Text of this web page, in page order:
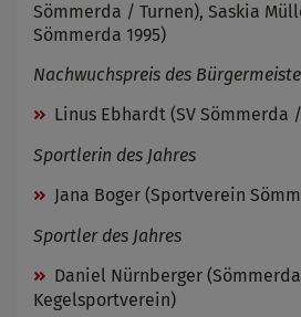
Sömmerda / Turnen), Saskia
Sömmerda 1995)
Nachwuchspreis des
Linus Ebhardt (SV
Sportlerin des Jahres
Jana Boger (Sportverein
Sportler des Jahres
Daniel Nürnberger
Kegelsportverein)